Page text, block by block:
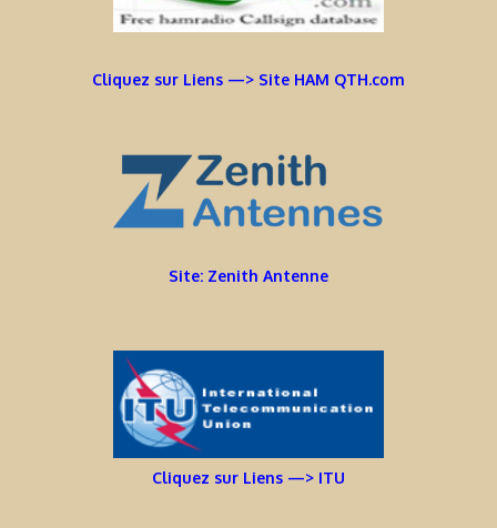
Cliquez sur Liens —> Site HAM QTH.com
Site: Zenith Antenne
Cliquez sur Liens —> ITU